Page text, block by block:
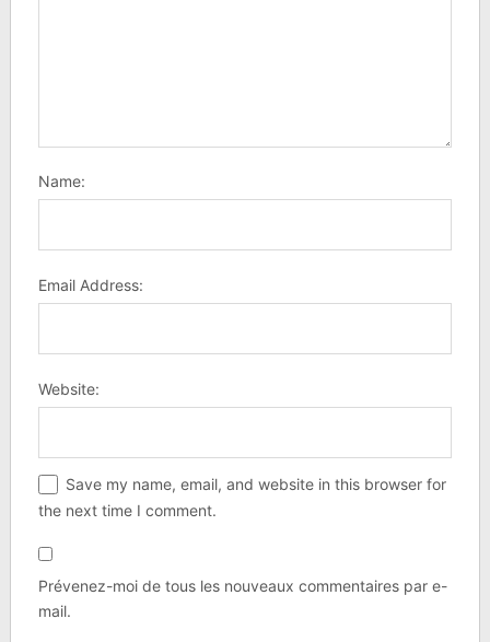
Name:
Email Address:
Website:
Save my name, email, and website in this browser for
the next time I comment.
Prévenez-moi de tous les nouveaux commentaires par e-
mail.